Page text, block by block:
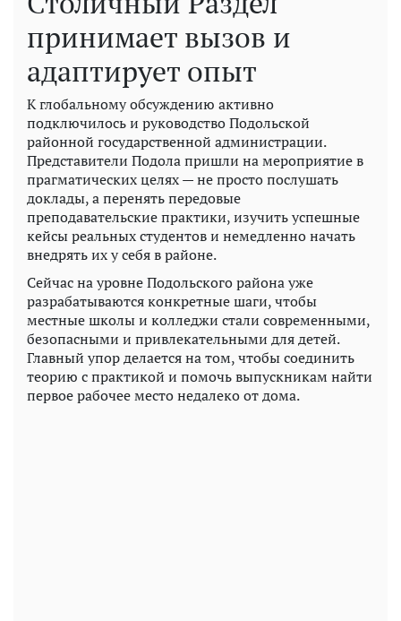
принимает вызов и
адаптирует опыт
К глобальному обсуждению активно
подключилось и руководство Подольской
районной государственной администрации.
Представители Подола пришли на мероприятие в
прагматических целях — не просто послушать
доклады, а перенять передовые
преподавательские практики, изучить успешные
кейсы реальных студентов и немедленно начать
внедрять их у себя в районе.
Сейчас на уровне Подольского района уже
разрабатываются конкретные шаги, чтобы
местные школы и колледжи стали современными,
безопасными и привлекательными для детей.
Главный упор делается на том, чтобы соединить
теорию с практикой и помочь выпускникам найти
первое рабочее место недалеко от дома.